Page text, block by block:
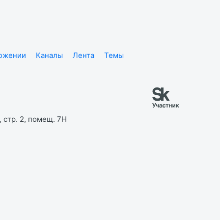
Каналы Лента
Темы
стр. 2, помещ. 7Н